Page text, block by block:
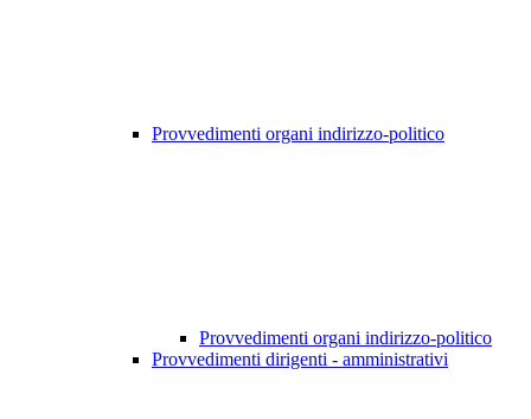
Provvedimenti organi indirizzo-politico
Provvedimenti organi indirizzo-politico
Provvedimenti dirigenti - amministrativi